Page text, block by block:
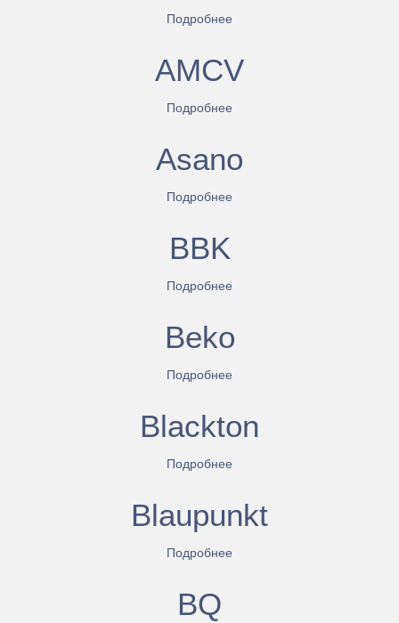
Подробнее
AMCV
Подробнее
Asano
Подробнее
BBK
Подробнее
Beko
Подробнее
Blackton
Подробнее
Blaupunkt
Подробнее
BQ